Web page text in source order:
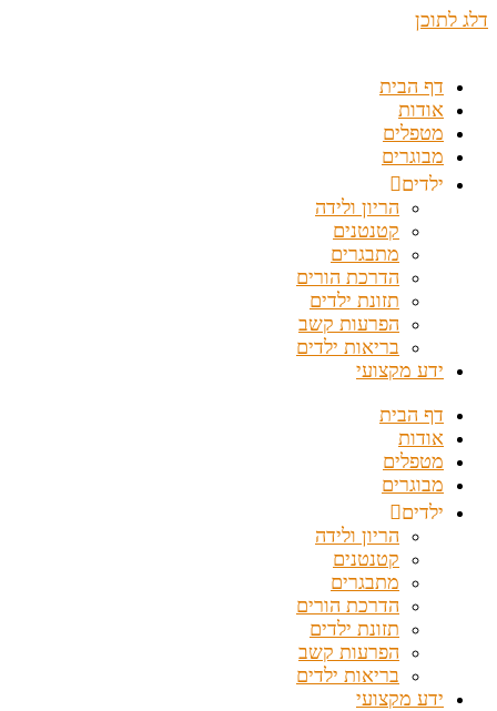
דלג לתוכן
דף הבית
אודות
מטפלים
מבוגרים
ילדים
הריון ולידה
קטנטנים
מתבגרים
הדרכת הורים
תזונת ילדים
הפרעות קשב
בריאות ילדים
ידע מקצועי
דף הבית
אודות
מטפלים
מבוגרים
ילדים
הריון ולידה
קטנטנים
מתבגרים
הדרכת הורים
תזונת ילדים
הפרעות קשב
בריאות ילדים
ידע מקצועי